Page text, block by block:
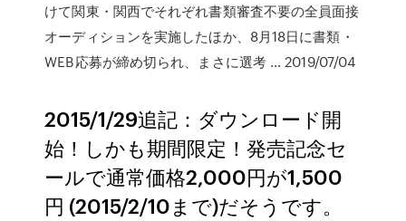
けて関東・関西でそれぞれ書類審査不要の全員面接
オーディションを実施したほか、8月18日に書類・
WEB応募が締め切られ、まさに選考 … 2019/07/04
2015/1/29追記：ダウンロード開
始！しかも期間限定！発売記念セ
ールで通常価格2,000円が1,500
円 (2015/2/10まで)だそうです。